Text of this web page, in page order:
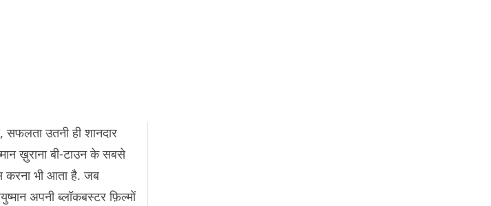
सफलता उतनी ही शानदार
ख़ुराना बी-टाउन के सबसे
करना भी आता है. जब
अपनी ब्लॉकबस्टर फ़िल्मों